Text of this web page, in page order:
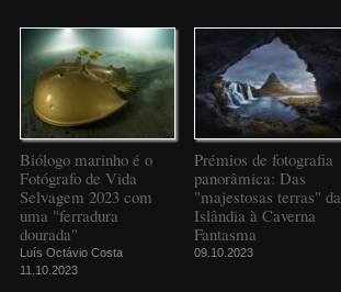
Biólogo marinho é o
Fotógrafo de Vida
Selvagem 2023 com
uma "ferradura
dourada"
Luís Octávio Costa
11.10.2023
Prémios de fotografia
panorâmica: Das
"majestosas terras" da
Islândia à Caverna
Fantasma
09.10.2023